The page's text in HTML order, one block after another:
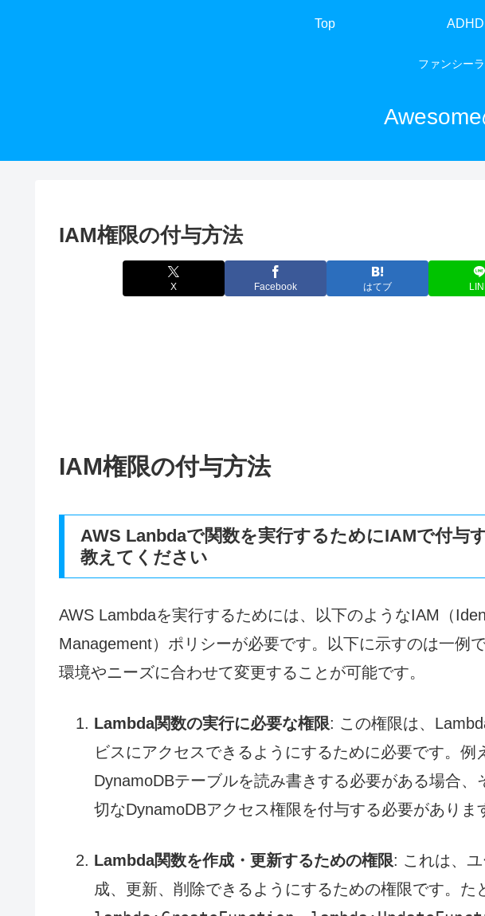
ファンシー
Top ADHD
IAM権限の付与方法
X Facebook はてブ
IAM権限の付与方法
AWS Lanbdaで関数を実行するためにIAMで付与
教えてください
AWS Lambdaを実行するためには、以下のようなIAM（
Management）ポリシーが必要です。以下に示すのは一例
環境やニーズに合わせて変更することが可能です。
Lambda関数の実行に必要な権限: この権限は、
ビスにアクセスできるようにするために必要です。例
DynamoDBテーブルを読み書きする必要がある場合、
切なDynamoDBアクセス権限を付与する必要がありま
Lambda関数を作成・更新するための権限: これは、
成、更新、削除できるようにするための権限です。た